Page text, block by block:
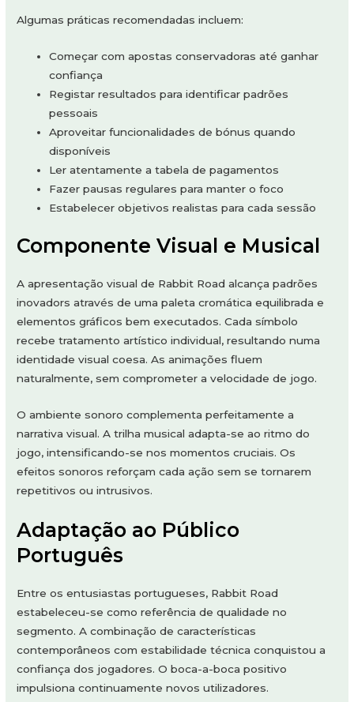
Algumas práticas recomendadas incluem:
Começar com apostas conservadoras até ganhar
confiança
Registar resultados para identificar padrões
pessoais
Aproveitar funcionalidades de bónus quando
disponíveis
Ler atentamente a tabela de pagamentos
Fazer pausas regulares para manter o foco
Estabelecer objetivos realistas para cada sessão
Componente Visual e Musical
A apresentação visual de Rabbit Road alcança padrões
inovadors através de uma paleta cromática equilibrada e
elementos gráficos bem executados. Cada símbolo
recebe tratamento artístico individual, resultando numa
identidade visual coesa. As animações fluem
naturalmente, sem comprometer a velocidade de jogo.
O ambiente sonoro complementa perfeitamente a
narrativa visual. A trilha musical adapta-se ao ritmo do
jogo, intensificando-se nos momentos cruciais. Os
efeitos sonoros reforçam cada ação sem se tornarem
repetitivos ou intrusivos.
Adaptação ao Público
Português
Entre os entusiastas portugueses, Rabbit Road
estabeleceu-se como referência de qualidade no
segmento. A combinação de características
contemporâneos com estabilidade técnica conquistou a
confiança dos jogadores. O boca-a-boca positivo
impulsiona continuamente novos utilizadores.